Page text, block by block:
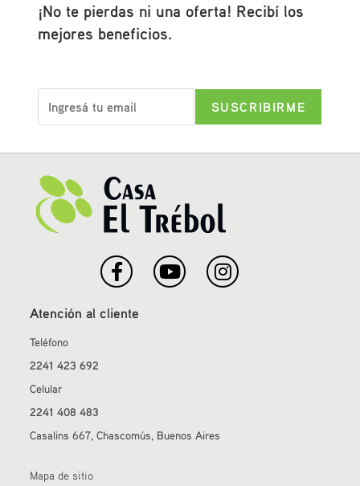
¡No te pierdas ni una oferta! Recibí los
mejores beneficios.
Atención al cliente
Teléfono
2241 423 692
Celular
2241 408 483
Casalins 667, Chascomús, Buenos Aires
Mapa de sitio